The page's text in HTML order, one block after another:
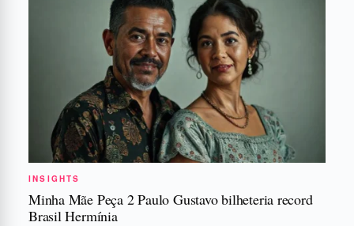
INSIGHTS
Minha Mãe Peça 2 Paulo Gustavo bilheteria record
Brasil Hermínia